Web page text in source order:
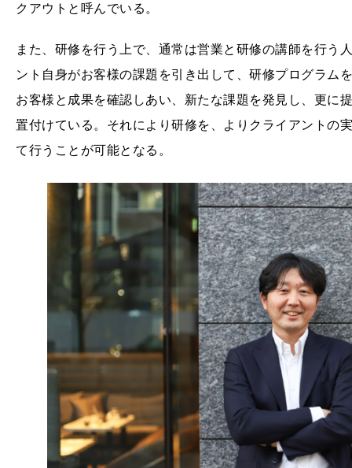
クアウトと呼んでいる。
また、研修を行う上で、通常は営業と研修の講師を行う
ント自身がお客様の課題を引き出して、研修プログラム
お客様と成果を確認しあい、新たな課題を発見し、更に
置付けている。それにより研修を、よりクライアントの
て行うことが可能となる。